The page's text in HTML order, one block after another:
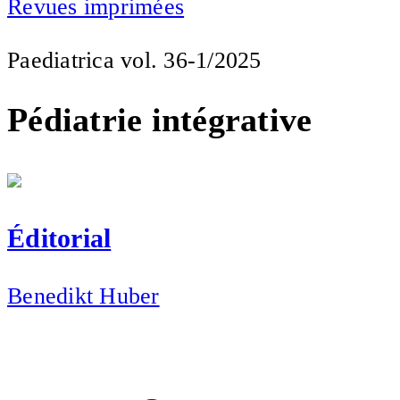
Revues imprimées
Paediatrica vol. 36-1/2025
Pédiatrie intégrative
Éditorial
Benedikt Huber